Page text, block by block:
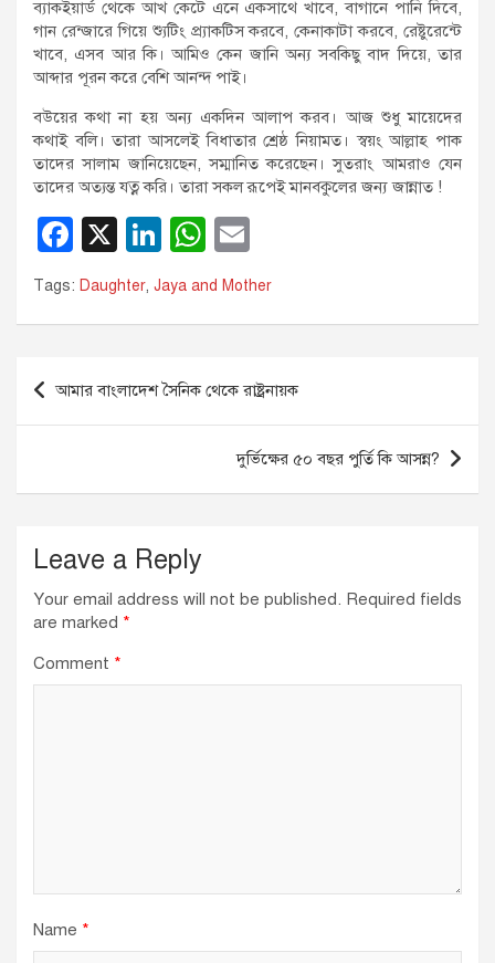
ব্যাকইয়ার্ড থেকে আখ কেটে এনে একসাথে খাবে, বাগানে পানি দিবে,
গান রেন্জারে গিয়ে শ্যুটিং প্র্যাকটিস করবে, কেনাকাটা করবে, রেষ্টুরেন্টে
খাবে, এসব আর কি। আমিও কেন জানি অন্য সবকিছু বাদ দিয়ে, তার
আব্দার পূরন করে বেশি আনন্দ পাই।
বউয়ের কথা না হয় অন্য একদিন আলাপ করব। আজ শুধু মায়েদের
কথাই বলি। তারা আসলেই বিধাতার শ্রেষ্ঠ নিয়ামত। স্বয়ং আল্লাহ পাক
তাদের সালাম জানিয়েছেন, সম্মানিত করেছেন। সুতরাং আমরাও যেন
তাদের অত্যন্ত যত্ন করি। তারা সকল রূপেই মানবকুলের জন্য জান্নাত !
F
a
c
b
o
k
X
Li
n
k
dI
n
W
h
at
A
p
m
ail
Tags: Daughter, Jaya and Mother
Post
navigation
আমার বাংলাদেশ সৈনিক থেকে রাষ্ট্রনায়ক
দুর্ভিক্ষের ৫০ বছর পুর্তি কি আসন্ন?
Leave a Reply
Your email address will not be published. Required fields
are marked *
Comment *
Name *